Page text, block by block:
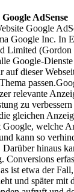
AdSense
Google
Google Inc. In
Limited
Google-
dieser
relevante
zu
gleichen
welche
kann so
hinaus
ist etwa der
und später mit